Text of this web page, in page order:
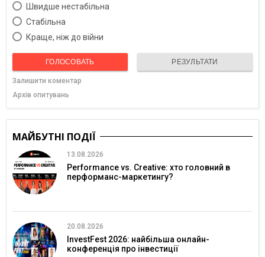
Швидше нестабільна
Cтабільна
Краще, ніж до війни
ГОЛОСОВАТЬ РЕЗУЛЬТАТИ
Залишити коментар
Архів опитувань
МАЙБУТНІ ПОДІЇ
13.08.2026
Performance vs. Creative: хто головний в
перформанс-маркетингу?
20.08.2026
InvestFest 2026: найбільша онлайн-
конференція про інвестиції